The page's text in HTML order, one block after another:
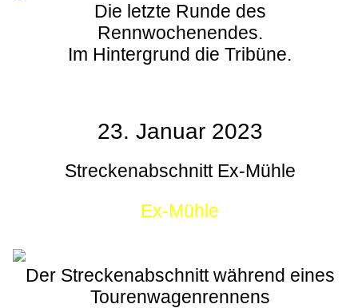
Die letzte Runde des
Rennwochenendes.
Im Hintergrund die Tribüne.
23. Januar 2023
Streckenabschnitt Ex-Mühle
Ex-Mühle
Der Streckenabschnitt während eines
Tourenwagenrennens